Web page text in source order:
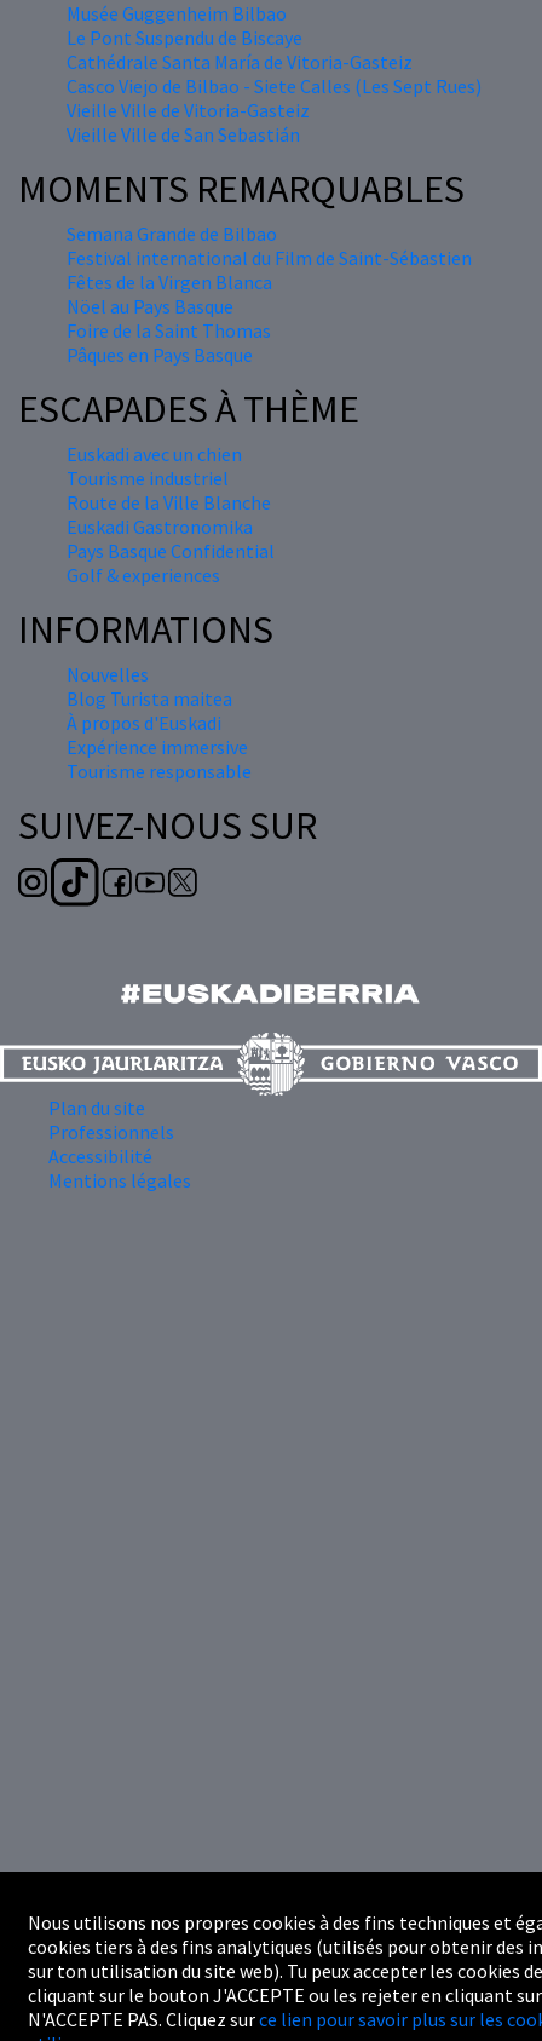
Musée Guggenheim Bilbao
Le Pont Suspendu de Biscaye
Cathédrale Santa María de Vitoria-Gasteiz
Casco Viejo de Bilbao - Siete Calles (Les Sept Rues)
Vieille Ville de Vitoria-Gasteiz
Vieille Ville de San Sebastián
MOMENTS REMARQUABLES
Semana Grande de Bilbao
Festival international du Film de Saint-Sébastien
Fêtes de la Virgen Blanca
Nöel au Pays Basque
Foire de la Saint Thomas
Pâques en Pays Basque
ESCAPADES À THÈME
Euskadi avec un chien
Tourisme industriel
Route de la Ville Blanche
Euskadi Gastronomika
Pays Basque Confidential
Golf & experiences
INFORMATIONS
Nouvelles
Blog Turista maitea
À propos d'Euskadi
Expérience immersive
Tourisme responsable
SUIVEZ-NOUS SUR
Plan du site
Professionnels
Accessibilité
Mentions légales
Nous utilisons nos propres cookies à des fins techniques et
cookies tiers à des fins analytiques (utilisés pour obtenir des
sur ton utilisation du site web). Tu peux accepter les cookies
cliquant sur le bouton J'ACCEPTE ou les rejeter en cliquant
N'ACCEPTE PAS. Cliquez surce lien pour savoir plus sur les